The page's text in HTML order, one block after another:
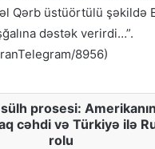
Qərb üstüörtülü şəkildə
dəstək verirdi…”.
8956)
prosesi:
cəhdi və Türkiyə ilə
rolu